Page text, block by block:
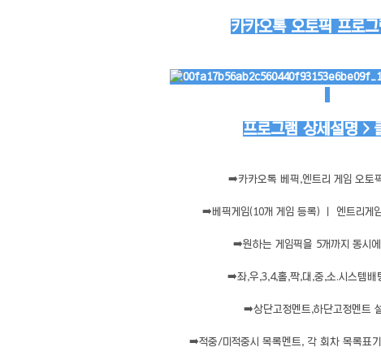
카카오톡 오토픽 프로그
프로그램 상세설명 >
➡️카카오톡 베픽,엔트리 게임 오토
➡️ 베픽게임(10개 게임 등록) ㅣ 엔트리게
➡️원하는 게임픽을 5개까지 동시
➡️좌,우,3,4,홀,짝,대,중,소.시스템배
➡️상단고정멘트,하단고정멘트
➡️적중/미적중시 목록멘트, 각 회차 목록표